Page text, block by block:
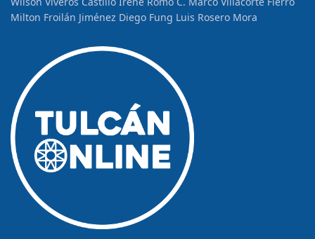
Milton Froilán Jiménez Diego Fung Luis Rosero Mora